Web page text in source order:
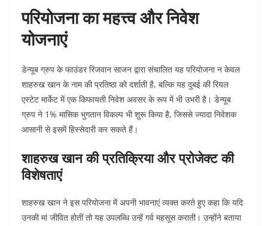
परियोजना का महत्त्व और निवेश
योजनाएं
डेन्यूब ग्रुप के फाउंडर रिजवान साजन द्वारा संचालित यह परियोजना न केवल
शाहरुख खान के नाम की प्रतिष्ठा को दर्शाती है, बल्कि यह दुबई की रियल
एस्टेट मार्केट में एक किफायती निवेश अवसर के रूप में भी उभरी है। डेन्यूब
ग्रुप ने 1% मासिक भुगतान विकल्प भी शुरू किया है, जिससे ज्यादा निवेशक
आसानी से इसमें हिस्सेदारी कर सकते हैं।
शाहरुख खान की प्रतिक्रिया और प्रोजेक्ट की
विशेषताएं
शाहरुख खान ने इस परियोजना में अपनी भावनाएं व्यक्त करते हुए कहा कि यदि
उनकी मां जीवित होतीं तो यह उपलब्धि उन्हें गर्व महसूस कराती। उन्होंने बताया